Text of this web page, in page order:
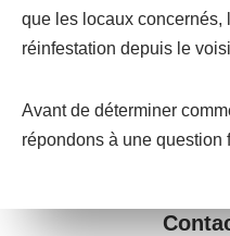
que les locaux concernés,
réinfestation depuis le
Avant de déterminer
répondons à une question